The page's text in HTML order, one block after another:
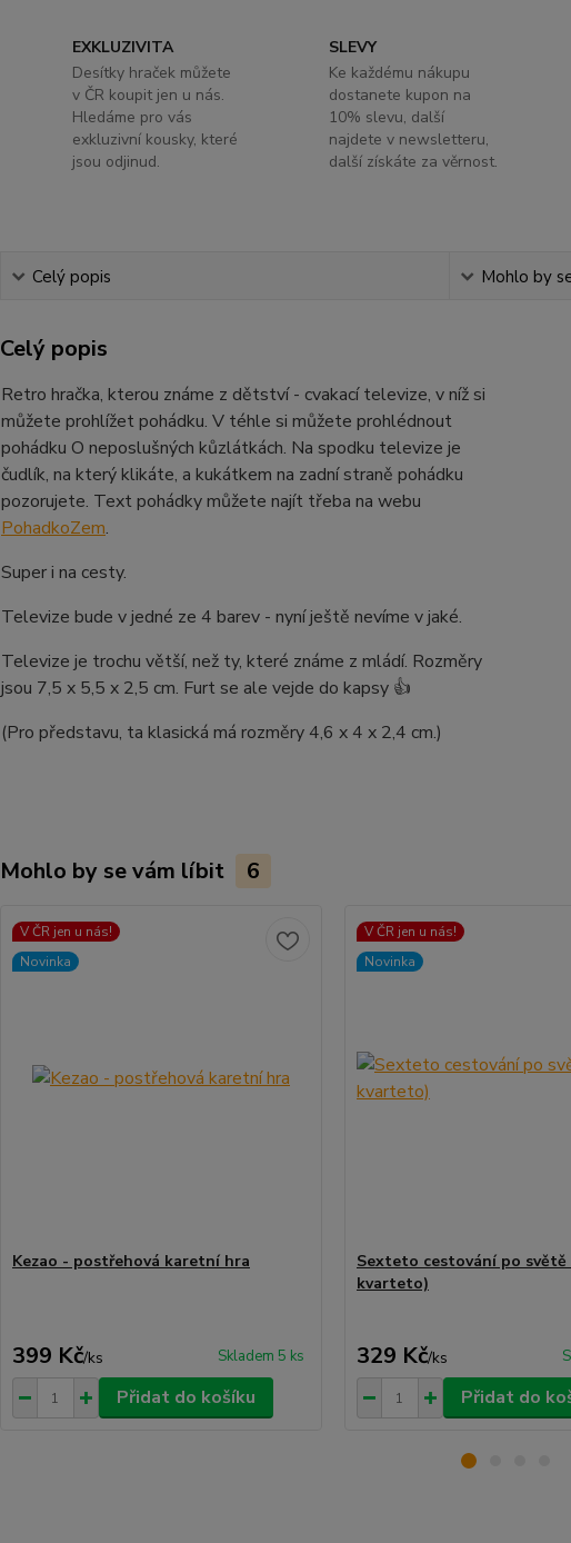
EXKLUZIVITA
Desítky hraček můžete
v ČR koupit jen u nás.
Hledáme pro vás
exkluzivní kousky, které
jsou odjinud.
SLEVY
Ke každému nákupu
dostanete kupon na
10% slevu, další
najdete v newsletteru,
další získáte za věrnost.
Celý popis Mohlo by
Celý popis
Retro hračka, kterou známe z dětství - cvakací televize, v níž si
můžete prohlížet pohádku. V téhle si můžete prohlédnout
pohádku O neposlušných kůzlátkách. Na spodku televize je
čudlík, na který klikáte, a kukátkem na zadní straně pohádku
pozorujete. Text pohádky můžete najít třeba na webu
PohadkoZem.
Super i na cesty.
Televize bude v jedné ze 4 barev - nyní ještě nevíme v jaké.
Televize je trochu větší, než ty, které známe z mládí. Rozměry
jsou 7,5 x 5,5 x 2,5 cm. Furt se ale vejde do kapsy 👍
(Pro představu, ta klasická má rozměry 4,6 x 4 x 2,4 cm.)
Mohlo by se vám líbit 6
V ČR jen u nás!
Novinka
Kezao - postřehová karetní hra
399 Kč/ks Skladem 5 ks
Přidat do košíku
V ČR jen u nás!
Novinka
Sexteto cestování po světě
kvarteto)
329 Kč/ks
Přidat do